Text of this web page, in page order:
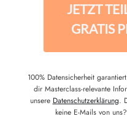
JETZT
100% Datensicherheit
dir Masterclass-relevante
unsere Datenschutzerklärung.
keine E-Mails von